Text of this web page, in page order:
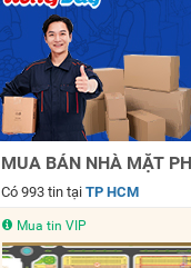
MUA BÁN NHÀ MẶT
Có 993 tin tại TP HCM
Mua tin VIP